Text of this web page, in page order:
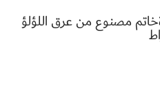
مصنوع من عرق اللؤلؤ